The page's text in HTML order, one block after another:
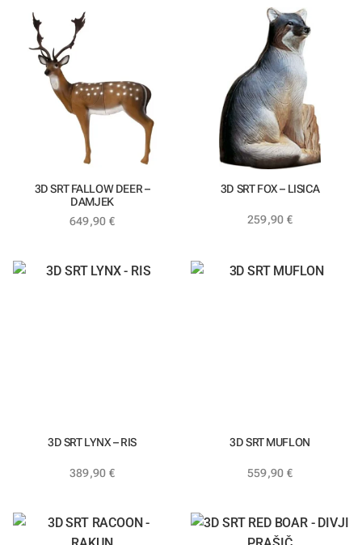
649,90 €
3D SRT FALLOW DEER –
DAMJEK
259,90 €
3D SRT FOX – LISICA
389,90 €
3D SRT LYNX – RIS
559,90 €
3D SRT MUFLON